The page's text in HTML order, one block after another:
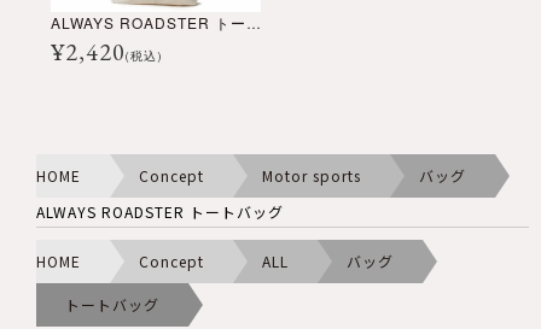
ALWAYS ROADSTER トートバッグ
¥2,420(税込)
HOME Concept Motor sports
バッグ
ALWAYS ROADSTER トートバッグ
HOME Concept ALL バッグ
トートバッグ